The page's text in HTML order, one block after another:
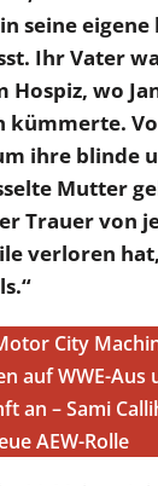
seine
Ihr Vater
Hospiz, wo
kümmerte.
ihre blinde
Mutter
Trauer von
verloren
City
auf WWE-Aus
an – Sami
AEW-Rolle